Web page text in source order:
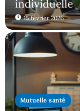
individuelle
15 février 2026
Mutuelle santé